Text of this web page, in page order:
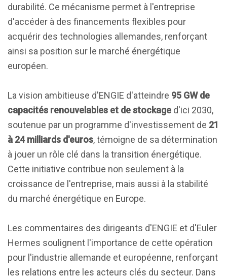
durabilité. Ce mécanisme permet à l'entreprise
d'accéder à des financements flexibles pour
acquérir des technologies allemandes, renforçant
ainsi sa position sur le marché énergétique
européen.
La vision ambitieuse d'ENGIE d'atteindre 95 GW de
capacités renouvelables et de stockage d'ici 2030,
soutenue par un programme d'investissement de 21
à 24 milliards d'euros, témoigne de sa détermination
à jouer un rôle clé dans la transition énergétique.
Cette initiative contribue non seulement à la
croissance de l'entreprise, mais aussi à la stabilité
du marché énergétique en Europe.
Les commentaires des dirigeants d'ENGIE et d'Euler
Hermes soulignent l'importance de cette opération
pour l'industrie allemande et européenne, renforçant
les relations entre les acteurs clés du secteur. Dans